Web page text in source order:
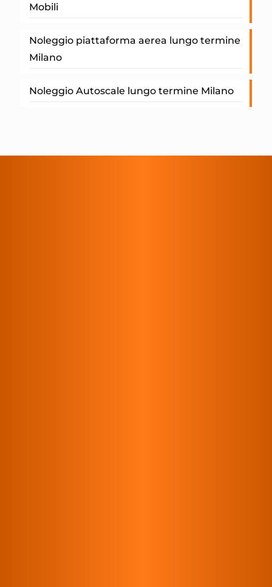
Mobili
Noleggio piattaforma aerea lungo termine
Milano
Noleggio Autoscale lungo termine Milano